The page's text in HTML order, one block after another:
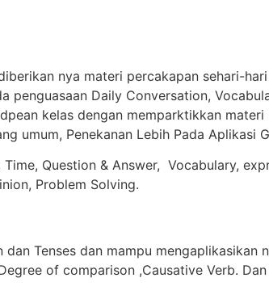
nya materi percakapan sehari-
penguasaan Daily Conversation,
kelas dengan memparktikkan
umum, Penekanan Lebih Pada Aplikasi
Question & Answer, Vocabulary,
Problem Solving.
Tenses dan mampu mengaplikasikan
of comparison ,Causative Verb.